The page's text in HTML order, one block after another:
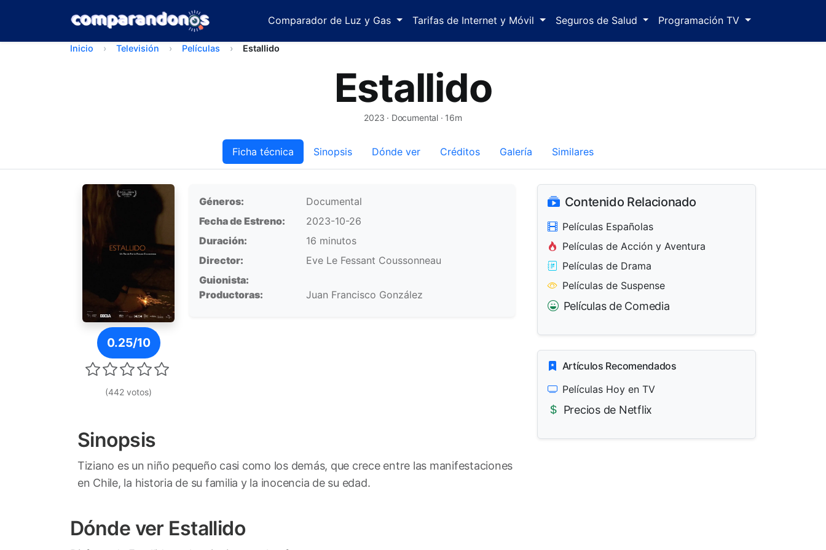
Comparador de Luz y Gas Tarifas de Internet y Móvil Seguros de Salud Programación TV
Inicio Televisión Películas Estallido
Estallido
2023 · Documental · 16m
Ficha técnica Sinopsis Dónde ver Créditos Galería Similares
Ficha técnica
Póster de Estallido
0.25/10
(442 votos)
Géneros:
Documental
Fecha de Estreno:
2023-10-26
Duración:
16 minutos
Director:
Eve Le Fessant Coussonneau
Guionista:
Productoras:
Juan Francisco González
Sinopsis
Tiziano es un niño pequeño casi como los demás, que crece entre las manifestaciones
en Chile, la historia de su familia y la inocencia de su edad.
Dónde ver Estallido
Contenido Relacionado
Películas Españolas
Películas de Acción y Aventura
Películas de Drama
Películas de Suspense
Películas de Comedia
Artículos Recomendados
Películas Hoy en TV
Precios de Netflix